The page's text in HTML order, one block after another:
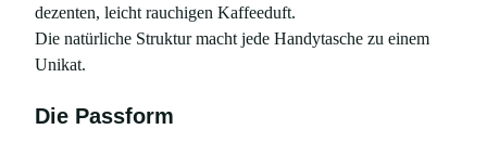
r
p
h
n
dezenten, leicht rauchigen Kaffeeduft.
Die natürliche Struktur macht jede Handytasche zu einem
Unikat.
Die Passform